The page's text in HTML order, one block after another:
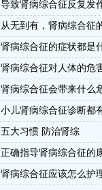
导致肾病综合征反复发
从无到有，肾病综合征
肾病综合征的症状都是
肾病综合征对人体的危
肾病综合征会带来什么
小儿肾病综合征诊断都
五大习惯 防治肾综
正确指导肾病综合征的
肾病综合征应该怎么护